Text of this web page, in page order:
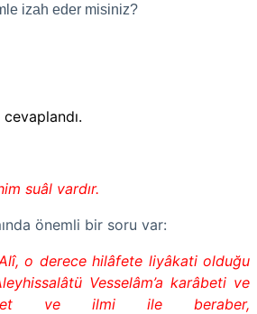
izah eder misiniz?
suâl vardır.
önemli bir soru var:
o derece hilâfete liyâkati olduğu
Vesselâm’a karâbeti ve
ve ilmi ile beraber,